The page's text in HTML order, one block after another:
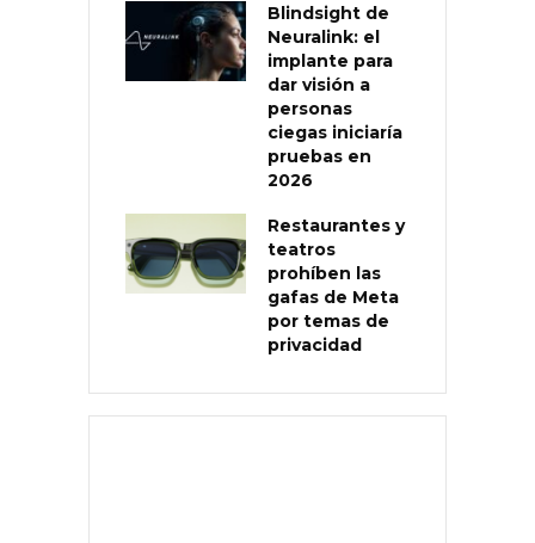
Blindsight de
Neuralink: el
implante para
dar visión a
personas
ciegas iniciaría
pruebas en
2026
Restaurantes y
teatros
prohíben las
gafas de Meta
por temas de
privacidad